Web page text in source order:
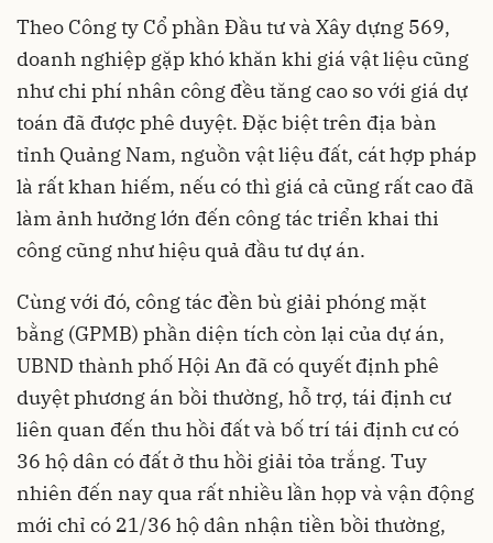
Theo Công ty Cổ phần Đầu tư và Xây dựng 569,
doanh nghiệp gặp khó khăn khi giá vật liệu cũng
như chi phí nhân công đều tăng cao so với giá dự
toán đã được phê duyệt. Đặc biệt trên địa bàn
tỉnh Quảng Nam, nguồn vật liệu đất, cát hợp pháp
là rất khan hiếm, nếu có thì giá cả cũng rất cao đã
làm ảnh hưởng lớn đến công tác triển khai thi
công cũng như hiệu quả đầu tư dự án.
Cùng với đó, công tác đền bù giải phóng mặt
bằng (GPMB) phần diện tích còn lại của dự án,
UBND thành phố Hội An đã có quyết định phê
duyệt phương án bồi thường, hỗ trợ, tái định cư
liên quan đến thu hồi đất và bố trí tái định cư có
36 hộ dân có đất ở thu hồi giải tỏa trắng. Tuy
nhiên đến nay qua rất nhiều lần họp và vận động
mới chỉ có 21/36 hộ dân nhận tiền bồi thường,